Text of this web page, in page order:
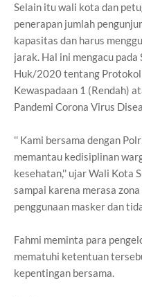
Selain itu wali kota dan
penerapan jumlah
kapasitas dan harus
jarak. Hal ini mengacu
Huk/2020 tentang Protokol
Kewaspadaan 1 (Rendah)
Pandemi Corona Virus
'' Kami bersama dengan
memantau kedisiplinan
kesehatan,'' ujar Wali Kota
sampai karena merasa
penggunaan masker dan
Fahmi meminta para
mematuhi ketentuan
kepentingan bersama.